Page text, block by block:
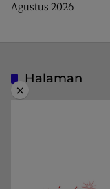
Agustus 2026
Halaman
×